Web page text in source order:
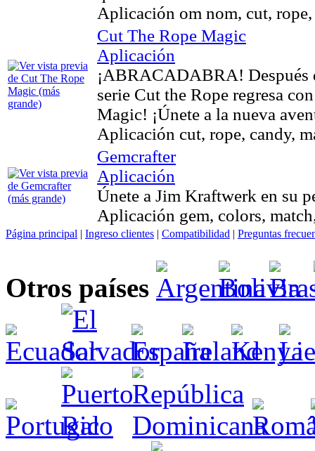
Aplicación om nom, cut,
Cut The Rope Magic
Aplicación
¡ABRACADABRA! Después
serie Cut the Rope regresa
Magic! ¡Únete a la nueva
Aplicación cut, rope, candy,
Gemcrafter
Aplicación
Únete a Jim Kraftwerk en su
Aplicación gem, colors,
Página principal | Ingreso clientes | Compatibilidad | Preguntas
Otros países